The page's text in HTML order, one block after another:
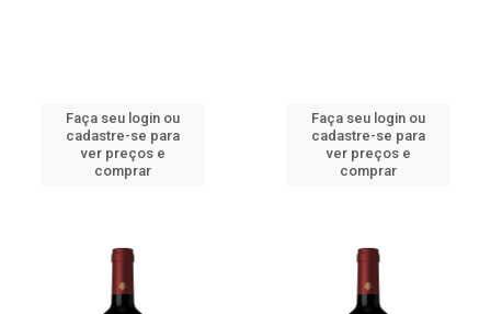
Faça seu login ou
cadastre-se para
ver preços e
comprar
Faça seu login ou
cadastre-se para
ver preços e
comprar